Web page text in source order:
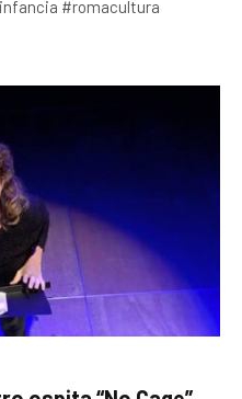
#romacultura